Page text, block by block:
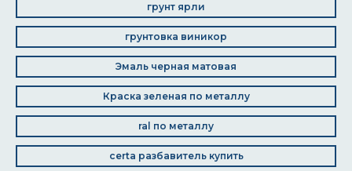
грунт ярли
грунтовка виникор
Эмаль черная матовая
Краска зеленая по металлу
ral по металлу
certa разбавитель купить